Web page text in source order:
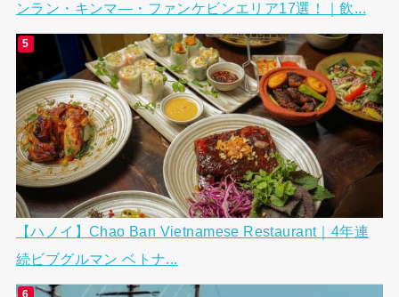
ンラン・キンマ―・ファンケビンエリア17選！｜飲...
【ハノイ】Chao Ban Vietnamese Restaurant｜4年連
続ビブグルマン ベトナ...